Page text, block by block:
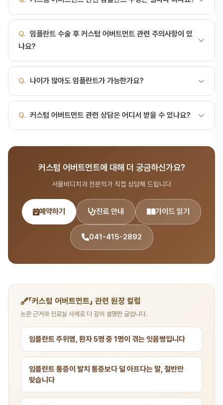
CAD/CAM 맞춤 가공적합도보통우수심미한계 있음잇몸 자연스러움
가격저렴+10-30만원적용구치부 단일전치부, 비스듬한 식립제작 과
정임플란트 인상: 디지털 스캔 또는 전통 인상CAD 설계: 잇몸 두께,
늄 커스텀: 가장 강함, 후방 어금니 적합지르코니아 커스텀: 잇몸 비치
는 회색 차단, 전치부 심미하이브리드: 티타늄 …
각도·치아 위치에 맞춰 개별 제작하는 맞춤형 임플란트 연결 부품입니
다. 커스텀 어버트먼트(Custom Abutment)는 환자의 잇몸 모양·각
도·치아 위치에 맞춰 개별 제작하는 맞춤형 임플란트 연결 부품입니
다. 기성품(Stock Abutment)과 대비되며, 심미성과 적합도가 우수
CAD/CAM 맞춤 가공적합도보통우수심미한계 있음잇몸 자연스러움
가격저렴+10-30만원적용구치부 단일전치부, 비스듬한 식립제작 과
시적:… 서울비디치과 임플란트 센터에서는 CT 정밀 분석을 통해 커
스텀 어버트먼트을(를) 고려한 최적의 시술 계획을 수립합니다.
울비디치과에서는 수술 후 정기 관리 프로그램을 제공하여 임플란트
수명을 최대화합니다.
Q. 임플란트 수술 후 커스텀 어버트먼트 관련 주의사항이 있
나요?
취를 피하고 처방된 약을 복용해야 합니다. 서울비디치과에서는 수술
후 24시간 상담 서비스를 제공합니다.
Q. 나이가 많아도 임플란트가 가능한가요?
니다. 서울비디치과에서는 전문의 협진을 통해 고령 환자에게도 안전
한 임플란트 시술을 제공합니다.
Q. 커스텀 어버트먼트 관련 상담은 어디서 받을 수 있나요?
041-415-2892 또는 온라인 예약(bdbddc.com/reservation)
으로 상담을 받으실 수 있습니다.
커스텀 어버트먼트에 대해 더 궁금하신가요?
서울비디치과 전문의가 직접 상담해 드립니다
예약하기 진료 안내 가이드 읽기
041-415-2892
「커스텀 어버트먼트」 관련 원장 컬럼
논문 근거와 진료실 사례로 더 깊이 설명한 글입니다.
임플란트 주위염, 환자 5명 중 1명이 겪는 잇몸병입니다
임플란트 통증이 발치 통증보다 덜 아프다는 말, 절반만
맞습니다